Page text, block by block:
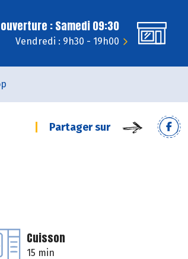
: Samedi 09:30
Vendredi : 9h30 - 19h00
Partager sur
Cuisson
15 min